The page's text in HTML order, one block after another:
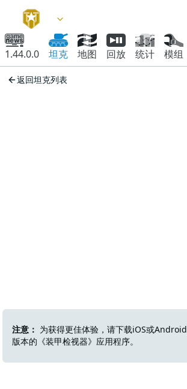
1.44.0.0 坦克 地图 回放 统计 模组
返回坦克列表
注意： 为获得更佳体验，请下载iOS或Android
版本的《装甲检视器》应用程序。